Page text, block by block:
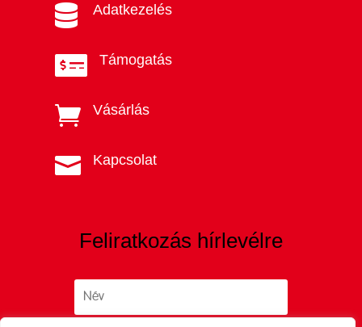
 Adatkezelés
 Támogatás
 Vásárlás
 Kapcsolat
Feliratkozás hírlevélre